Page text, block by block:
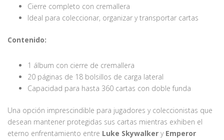
Cierre completo con cremallera
Ideal para coleccionar, organizar y transportar cartas
Contenido:
1 álbum con cierre de cremallera
20 páginas de 18 bolsillos de carga lateral
Capacidad para hasta 360 cartas con doble funda
Una opción imprescindible para jugadores y coleccionistas que
desean mantener protegidas sus cartas mientras exhiben el
eterno enfrentamiento entre Luke Skywalker y Emperor